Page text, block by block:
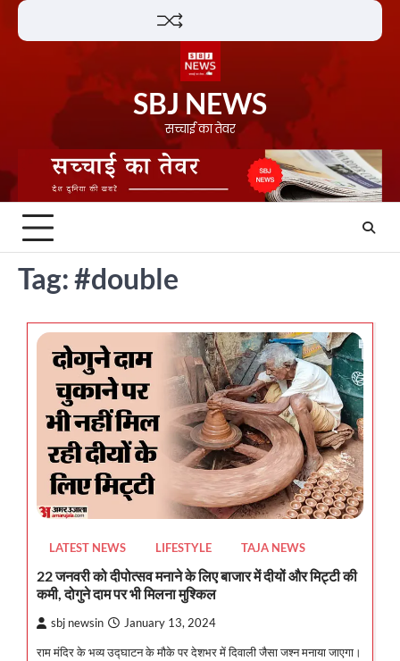
Skip
SBJ NEWS
सच्चाई का तेवर
Tag:#double
LATEST NEWS LIFESTYLE TAJA NEWS
22 जनवरी को दीपोत्सव मनाने के लिए बाजार में दीयों और मिट्टी की
कमी, दोगुने दाम पर भी मिलना मुश्किल
sbj newsin January 13, 2024
राम मंदिर के भव्य उद्घाटन के मौके पर देशभर में दिवाली जैसा जश्न मनाया जाएगा।